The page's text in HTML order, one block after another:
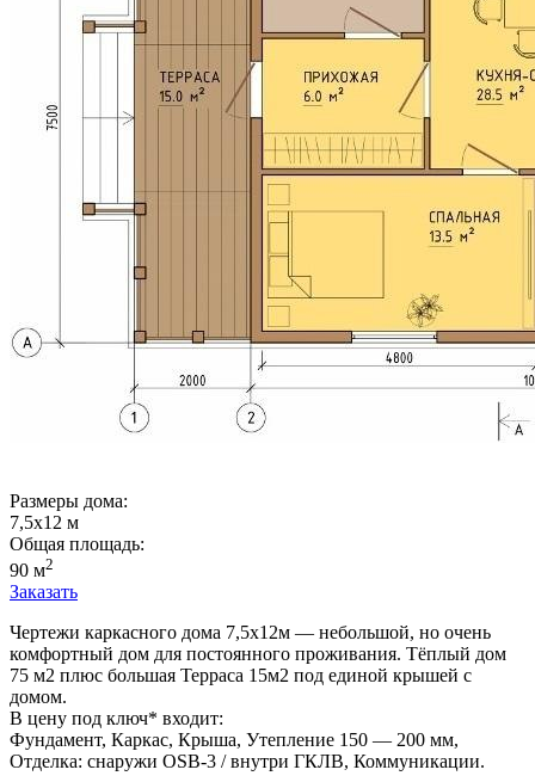
Размеры дома:
7,5х12 м
Общая площадь:
90 м2
Заказать
Чертежи каркасного дома 7,5х12м — небольшой, но очень
комфортный дом для постоянного проживания. Тёплый дом
75 м2 плюс большая Терраса 15м2 под единой крышей с
домом.
В цену под ключ* входит:
Фундамент, Каркас, Крыша, Утепление 150 — 200 мм,
Отделка: снаружи OSB-3 / внутри ГКЛВ, Коммуникации.